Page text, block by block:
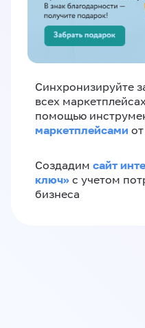
Синхронизируйте
всех
помощью
маркетплейсами
Создадим сайт
ключ» с учетом
бизнеса